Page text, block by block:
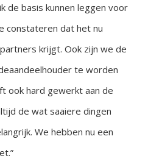
de basis kunnen leggen voor
constateren dat het nu
krijgt. Ook zijn we de
te worden
ook hard gewerkt aan de
de wat saaiere dingen
We hebben nu een